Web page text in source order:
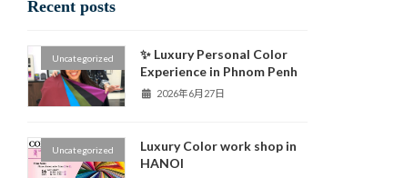
Recent posts
Uncategorized
✨ Luxury Personal Color
Experience in Phnom Penh
2026年6月27日
Uncategorized
Luxury Color work shop in
HANOI